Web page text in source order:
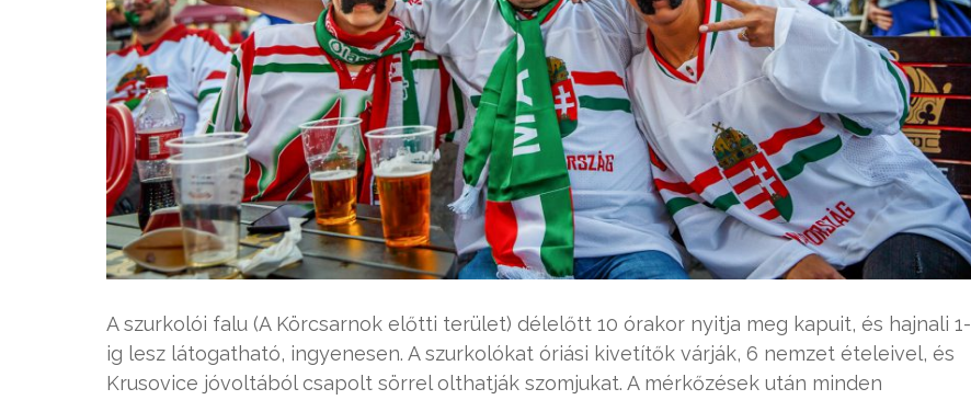
A szurkolói falu (A Körcsarnok előtti terület) délelőtt 10 órakor nyitja meg kapuit, és hajnali 1-
ig lesz látogatható, ingyenesen. A szurkolókat óriási kivetítők várják, 6 nemzet ételeivel, és
Krusovice jóvoltából csapolt sörrel olthatják szomjukat. A mérkőzések után minden